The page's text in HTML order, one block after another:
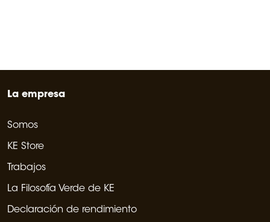
La empresa
Somos
KE Store
Trabajos
La Filosofía Verde de KE
Declaración de rendimiento